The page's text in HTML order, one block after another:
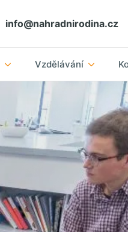
info@nahradnirodina.cz
Vzdělávání